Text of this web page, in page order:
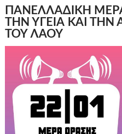
ΠΑΝΕΛΛΑΔΙΚΗ
ΤΗΝ ΥΓΕΙΑ ΚΑΙ ΤΗΝ
ΤΟΥ ΛΑΟΥ